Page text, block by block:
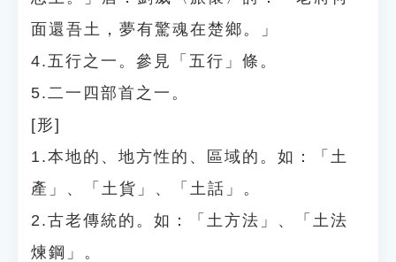
面還吾土，夢有驚魂在楚鄉。」
4.五行之一。參見「五行」條。
5.二一四部首之一。
[形]
1.本地的、地方性的、區域的。如：「土
產」、「土貨」、「土話」。
2.古老傳統的。如：「土方法」、「土法
煉鋼」。